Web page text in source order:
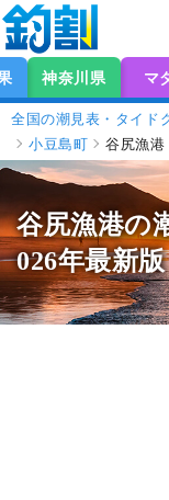
神奈川県 マ
全国の潮見表・タイド
小豆島町
谷尻漁港
谷尻漁港の
026年最新